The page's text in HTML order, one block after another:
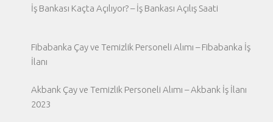
İş Bankası Kaçta Açılıyor? – İş Bankası Açılış Saati
Fibabanka Çay ve Temizlik Personeli Alımı – Fibabanka İş
İlanı
Akbank Çay ve Temizlik Personeli Alımı – Akbank İş İlanı
2023